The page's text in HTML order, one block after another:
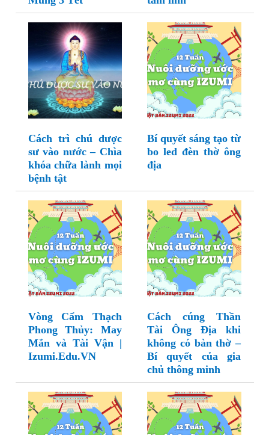
Cách trì chú dược
sư vào nước – Chìa
khóa chữa lành mọi
bệnh tật
Bí quyết sáng tạo từ
bo led đèn thờ ông
địa
Vòng Cẩm Thạch
Phong Thủy: May
Mắn và Tài Vận |
Izumi.Edu.VN
Cách cúng Thần
Tài Ông Địa khi
không có bàn thờ –
Bí quyết của gia
chủ thông minh